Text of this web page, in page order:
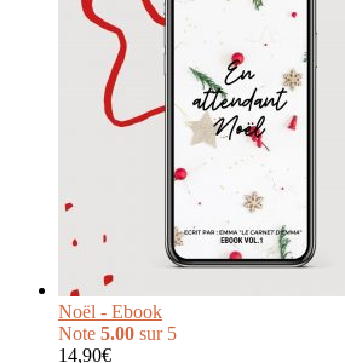
Noël - Ebook
Note 5.00 sur 5
14,90€